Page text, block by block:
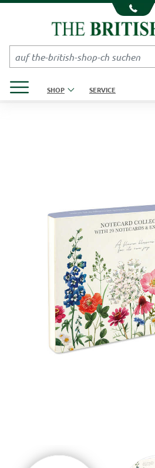
Kompletten Head der Seite überspringen
SHOP SERVICE